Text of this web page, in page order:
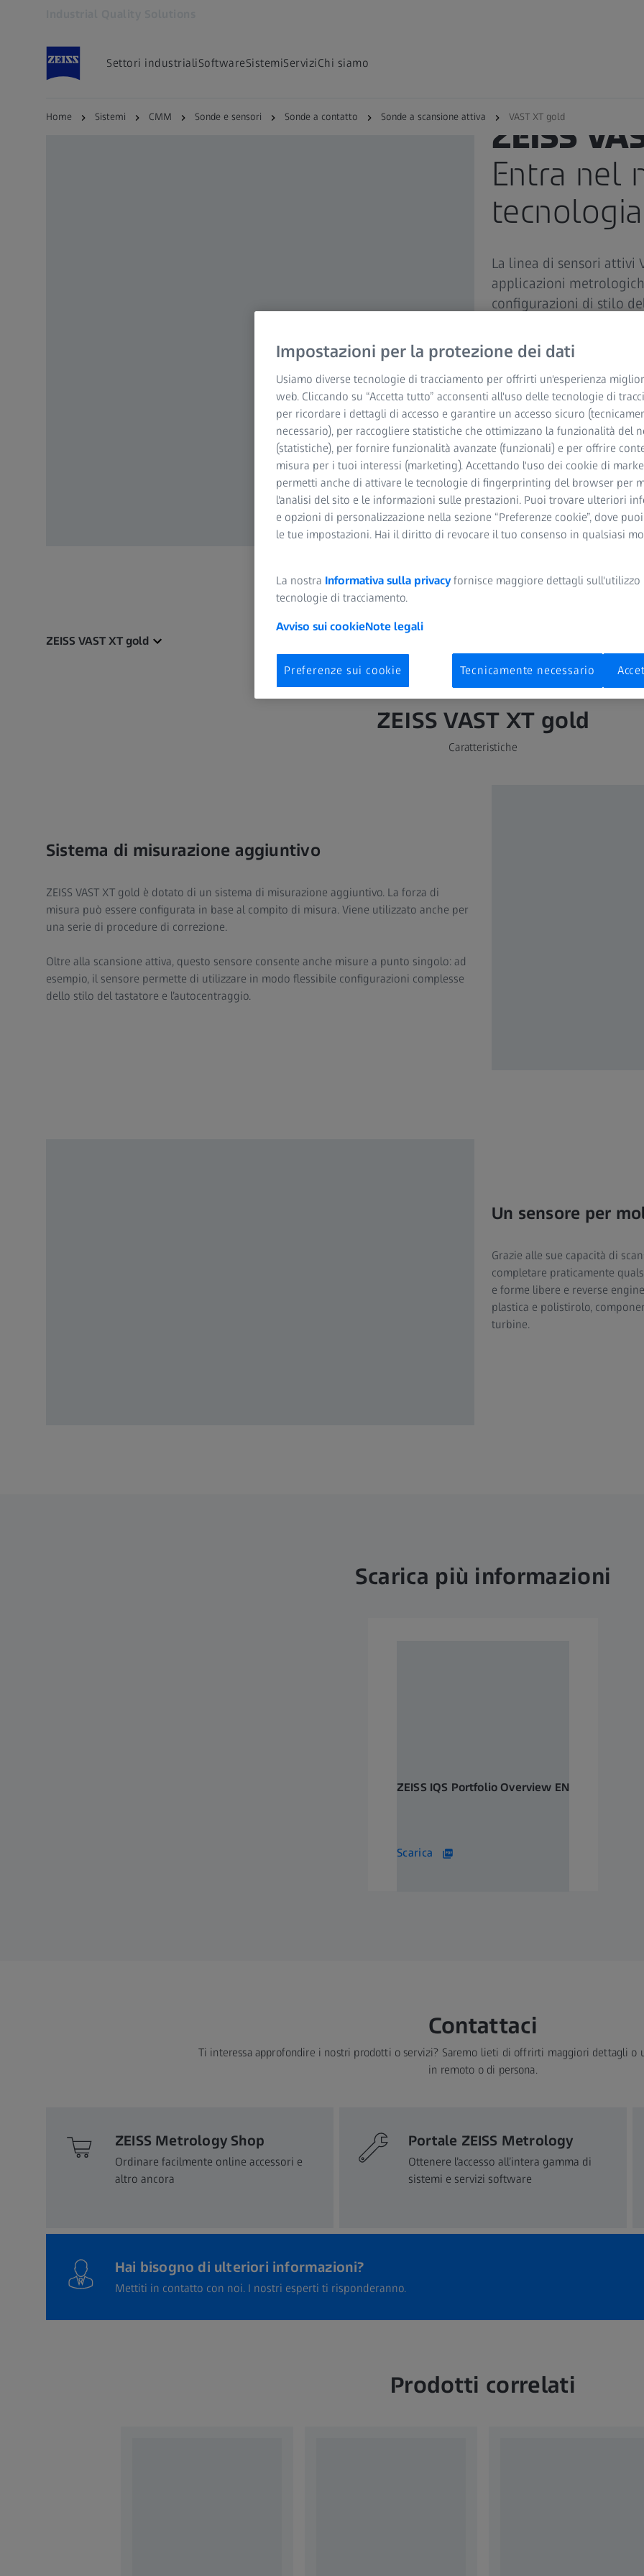
Settori industrialiSoftwareSistemiServiziChi siamo
Home Sistemi CMM Sonde e sensori Sonde a contatto Sonde a scansione attiva VAST XT gold
ZEISS
Entra nel
La linea di sensori attivi
applicazioni
configurazioni di stilo
XT gold costituisce la
scansione attiva.
Scansione attiva
Forza di misura
Sensore versatile
ZEISS VAST XT gold
ZEISS VAST XT gold
Caratteristiche
Sistema di misurazione aggiuntivo
ZEISS VAST XT gold è dotato di un sistema di misurazione aggiuntivo. La forza di
misura può essere configurata in base al compito di misura. Viene utilizzato anche per
una serie di procedure di correzione.
Oltre alla scansione attiva, questo sensore consente anche misure a punto singolo: ad
esempio, il sensore permette di utilizzare in modo flessibile configurazioni complesse
dello stilo del tastatore e l’autocentraggio.
Un sensore per
Grazie alle sue capacità di
completare praticamente
e forme libere e reverse
plastica e polistirolo,
turbine.
Scarica più informazioni
ZEISS IQS Portfolio Overview EN
Scarica
Contattaci
Ti interessa approfondire i nostri prodotti o servizi? Saremo lieti di offrirti maggiori dettagli o
in remoto o di persona.
ZEISS Metrology Shop
Ordinare facilmente online accessori e
altro ancora
Portale ZEISS Metrology
Ottenere l’accesso all’intera gamma di
sistemi e servizi software
Hai bisogno di ulteriori informazioni?
Mettiti in contatto con noi. I nostri esperti ti risponderanno.
Prodotti correlati
Impostazioni per la protezione dei dati
Usiamo diverse tecnologie di tracciamento per offrirti un'esperienza
web. Cliccando su “Accetta tutto” acconsenti all'uso delle tecnologie di
per ricordare i dettagli di accesso e garantire un accesso sicuro
necessario), per raccogliere statistiche che ottimizzano la funzionalità del
(statistiche), per fornire funzionalità avanzate (funzionali) e per offrire
misura per i tuoi interessi (marketing). Accettando l'uso dei cookie di
permetti anche di attivare le tecnologie di fingerprinting del browser per
l'analisi del sito e le informazioni sulle prestazioni. Puoi trovare ulteriori
e opzioni di personalizzazione nella sezione “Preferenze cookie”, dove
le tue impostazioni. Hai il diritto di revocare il tuo consenso in qualsiasi
La nostra Informativa sulla privacyfornisce maggiore dettagli sull'utilizzo
tecnologie di tracciamento.
Avviso sui cookieNote legali
Preferenze sui cookie Tecnicamente necessario